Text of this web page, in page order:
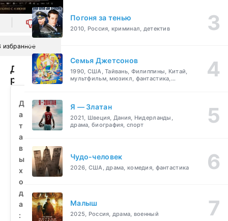
0
избранное
День
рождения
смотреть
бесплатно
Д
а
т
а
в
ы
х
о
д
а
:
Погоня за тенью
2010, Россия, криминал, детектив
Семья Джетсонов
1990, США, Тайвань, Филиппины, Китай,
мультфильм, мюзикл, фантастика,
Я — Златан
2021, Швеция, Дания, Нидерланды,
драма, биография, спорт
Чудо-человек
2026, США, драма, комедия, фантастика
Малыш
2025, Россия, драма, военный